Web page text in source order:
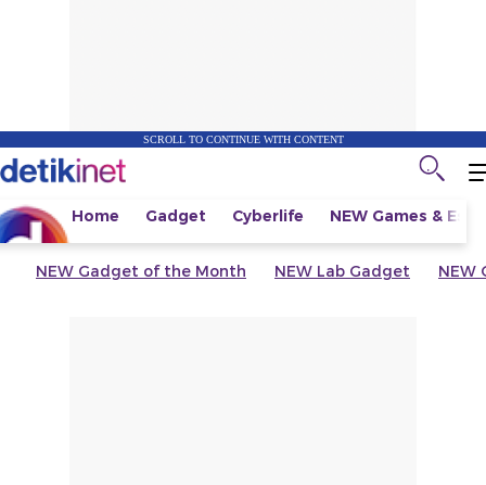
SCROLL TO CONTINUE WITH CONTENT
Home Gadget Cyberlife NEW Games &
NEW Gadget of the Month NEW Lab Gadget NEW